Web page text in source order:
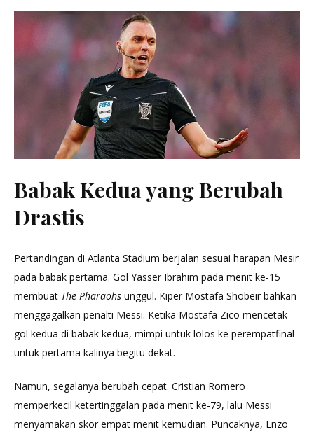
Babak Kedua yang Berubah
Drastis
Pertandingan di Atlanta Stadium berjalan sesuai harapan Mesir
pada babak pertama. Gol Yasser Ibrahim pada menit ke-15
membuat The Pharaohs unggul. Kiper Mostafa Shobeir bahkan
menggagalkan penalti Messi. Ketika Mostafa Zico mencetak
gol kedua di babak kedua, mimpi untuk lolos ke perempatfinal
untuk pertama kalinya begitu dekat.
Namun, segalanya berubah cepat. Cristian Romero
memperkecil ketertinggalan pada menit ke-79, lalu Messi
menyamakan skor empat menit kemudian. Puncaknya, Enzo